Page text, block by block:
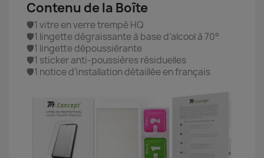
Contenu de la Boîte
🛡️1 vitre en verre trempé HQ
🛡️1 lingette dégraissante à base d’alcool à 70°
🛡️1 lingette dépoussiérante
🛡️1 sticker anti-poussières résiduelles
🛡️1 notice d’installation détaillée en français